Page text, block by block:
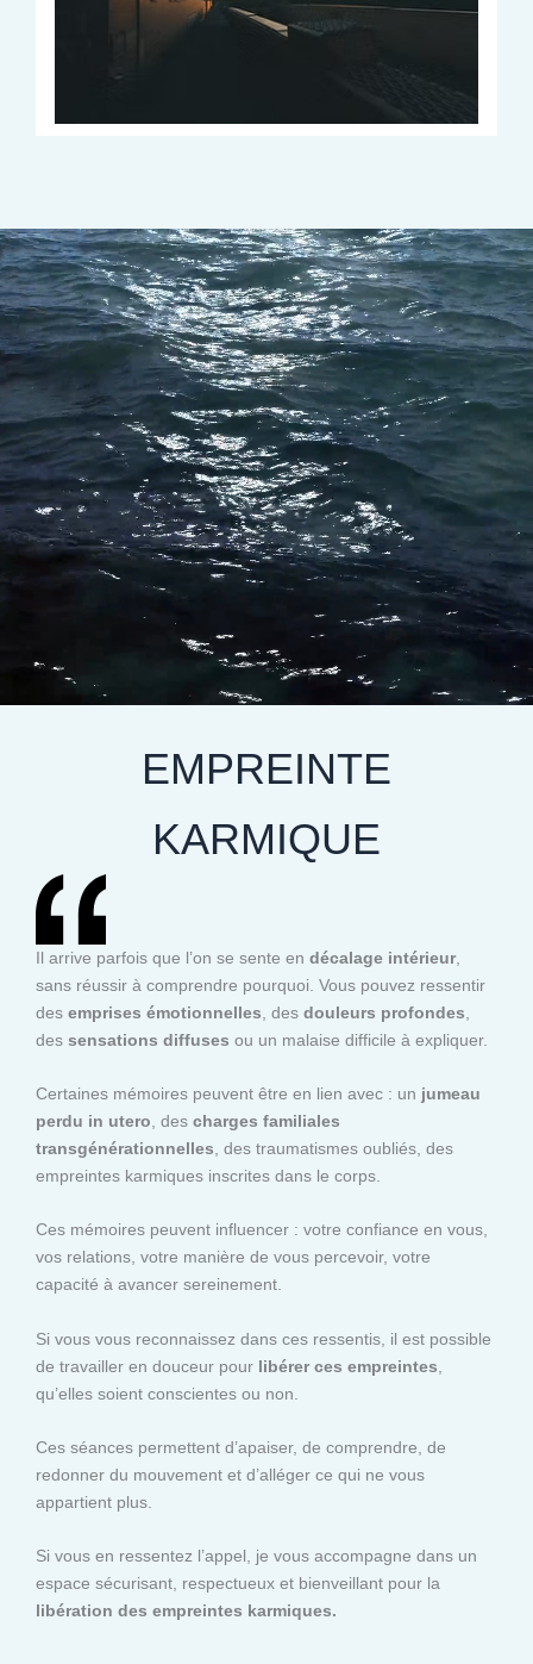
EMPREINTE
KARMIQUE
Il arrive parfois que l’on se sente en décalage intérieur,
sans réussir à comprendre pourquoi. Vous pouvez ressentir
des emprises émotionnelles , des douleurs profondes
des sensations diffuses ou un malaise difficile à expliquer.
Certaines mémoires peuvent être en lien avec : un jumeau
perdu in utero , des charges familiales
transgénérationnelles , des traumatismes oubliés, des
empreintes karmiques inscrites dans le corps.
Ces mémoires peuvent influencer : votre confiance en vous,
vos relations, votre manière de vous percevoir, votre
capacité à avancer sereinement.
Si vous vous reconnaissez dans ces ressentis, il est possible
de travailler en douceur pour libérer ces empreintes
qu’elles soient conscientes ou non.
Ces séances permettent d’apaiser, de comprendre, de
redonner du mouvement et d’alléger ce qui ne vous
appartient plus.
Si vous en ressentez l’appel, je vous accompagne dans un
espace sécurisant, respectueux et bienveillant pour la
libération des empreintes karmiques.